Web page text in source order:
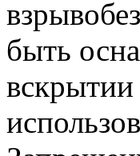
быть